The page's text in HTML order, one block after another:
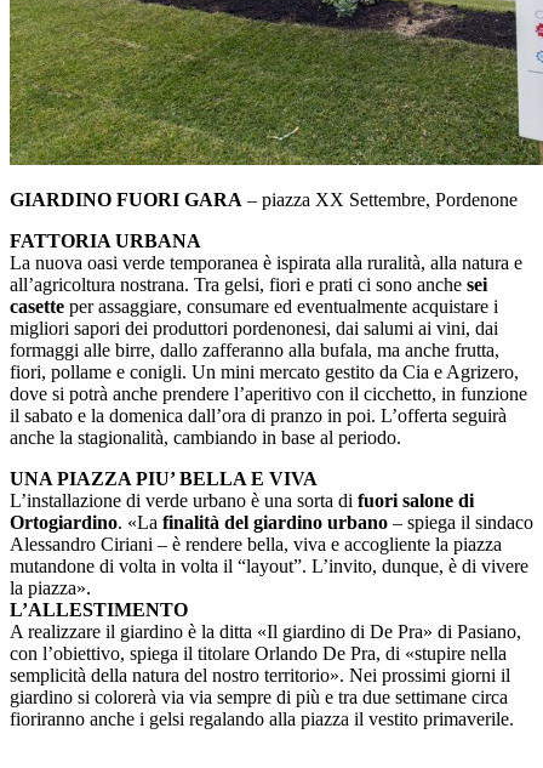
GIARDINO FUORI GARA – piazza XX Settembre, Pordenone
FATTORIA URBANA
La nuova oasi verde temporanea è ispirata alla ruralità, alla natura e
all’agricoltura nostrana. Tra gelsi, fiori e prati ci sono anche sei
casette per assaggiare, consumare ed eventualmente acquistare i
migliori sapori dei produttori pordenonesi, dai salumi ai vini, dai
formaggi alle birre, dallo zafferanno alla bufala, ma anche frutta,
fiori, pollame e conigli. Un mini mercato gestito da Cia e Agrizero,
dove si potrà anche prendere l’aperitivo con il cicchetto, in funzione
il sabato e la domenica dall’ora di pranzo in poi. L’offerta seguirà
anche la stagionalità, cambiando in base al periodo.
UNA PIAZZA PIU’ BELLA E VIVA
L’installazione di verde urbano è una sorta di fuori salone di
Ortogiardino. «La finalità del giardino urbano – spiega il sindaco
Alessandro Ciriani – è rendere bella, viva e accogliente la piazza
mutandone di volta in volta il “layout”. L’invito, dunque, è di vivere
la piazza».
L’ALLESTIMENTO
A realizzare il giardino è la ditta «Il giardino di De Pra» di Pasiano,
con l’obiettivo, spiega il titolare Orlando De Pra, di «stupire nella
semplicità della natura del nostro territorio». Nei prossimi giorni il
giardino si colorerà via via sempre di più e tra due settimane circa
fioriranno anche i gelsi regalando alla piazza il vestito primaverile.